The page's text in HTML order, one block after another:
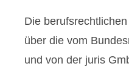
Die
über die vom
und von der juris